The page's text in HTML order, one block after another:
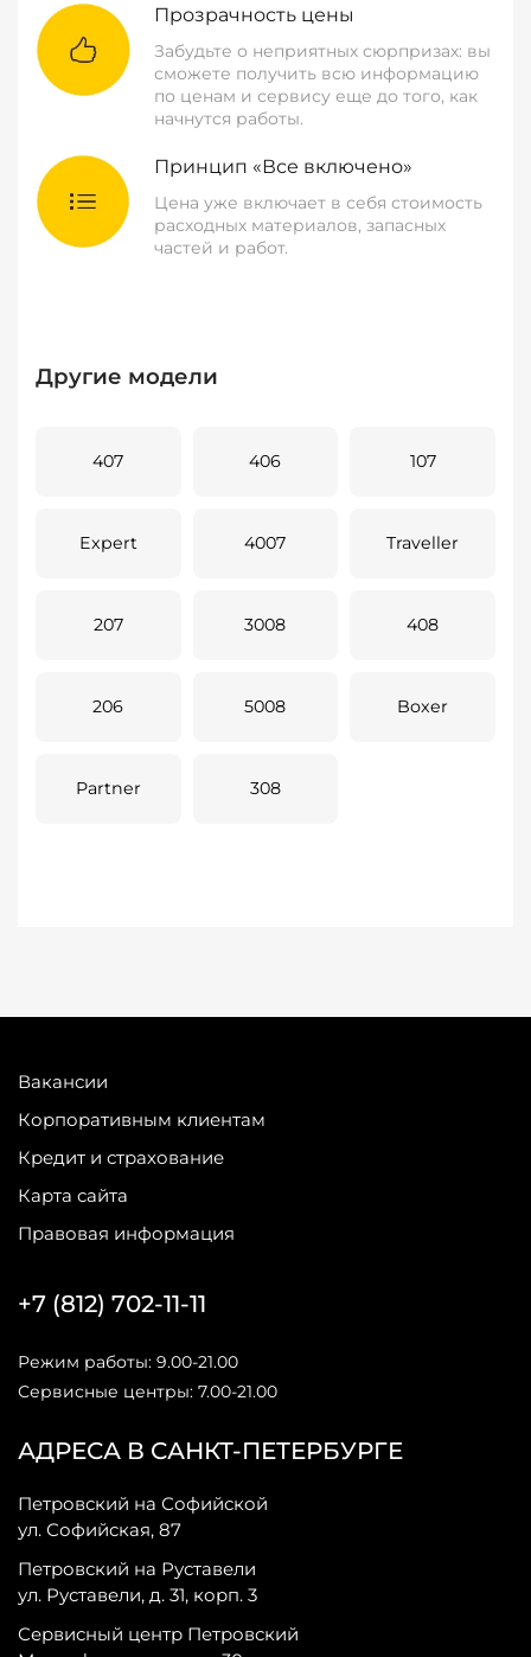
Прозрачность цены
Забудьте о неприятных сюрпризах: вы
сможете получить всю информацию
по ценам и сервису еще до того, как
начнутся работы.
Принцип «Все включено»
Цена уже включает в себя стоимость
расходных материалов, запасных
частей и работ.
Другие модели
407 406 107
Expert 4007 Traveller
207 3008 408
206 5008 Boxer
Partner 308
Вакансии
Корпоративным клиентам
Кредит и страхование
Карта сайта
Правовая информация
АДРЕСА В САНКТ-ПЕТЕРБУРГЕ
Петровский на Софийской
ул. Софийская, 87
Петровский на Руставели
ул. Руставели, д. 31, корп. 3
Сервисный центр Петровский
+7 (812) 702-11-11
Режим работы: 9.00-21.00
Сервисные центры: 7.00-21.00